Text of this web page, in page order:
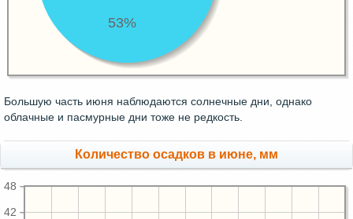
53%
Большую часть июня наблюдаются солнечные дни, однако
облачные и пасмурные дни тоже не редкость.
Количество осадков в июне, мм
42
48